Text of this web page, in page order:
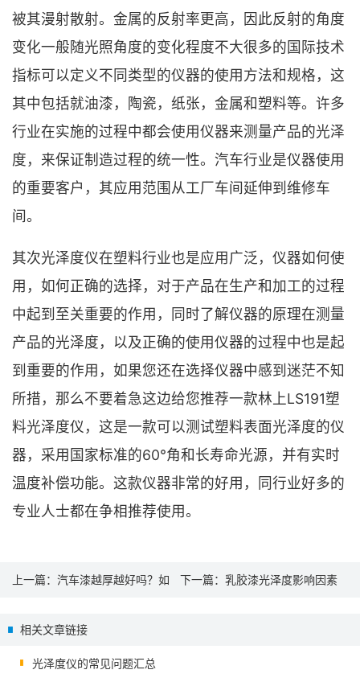
被其漫射散射。金属的反射率更高，因此反射的角度
变化一般随光照角度的变化程度不大很多的国际技术
指标可以定义不同类型的仪器的使用方法和规格，这
其中包括就油漆，陶瓷，纸张，金属和塑料等。许多
行业在实施的过程中都会使用仪器来测量产品的光泽
度，来保证制造过程的统一性。汽车行业是仪器使用
的重要客户，其应用范围从工厂车间延伸到维修车
间。
其次光泽度仪在塑料行业也是应用广泛，仪器如何使
用，如何正确的选择，对于产品在生产和加工的过程
中起到至关重要的作用，同时了解仪器的原理在测量
产品的光泽度，以及正确的使用仪器的过程中也是起
到重要的作用，如果您还在选择仪器中感到迷茫不知
所措，那么不要着急这边给您推荐一款林上LS191塑
料光泽度仪，这是一款可以测试塑料表面光泽度的仪
器，采用国家标准的60°角和长寿命光源，并有实时
温度补偿功能。这款仪器非常的好用，同行业好多的
专业人士都在争相推荐使用。
上一篇： 汽车漆越厚越好吗？如 下一篇： 乳胶漆光泽度影响因素
相关文章链接
光泽度仪的常见问题汇总